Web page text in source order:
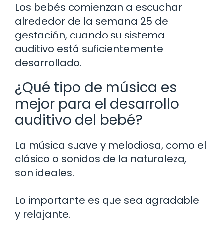
Los bebés comienzan a escuchar
alrededor de la semana 25 de
gestación, cuando su sistema
auditivo está suficientemente
desarrollado.
¿Qué tipo de música es
mejor para el desarrollo
auditivo del bebé?
La música suave y melodiosa, como el
clásico o sonidos de la naturaleza,
son ideales.
Lo importante es que sea agradable
y relajante.